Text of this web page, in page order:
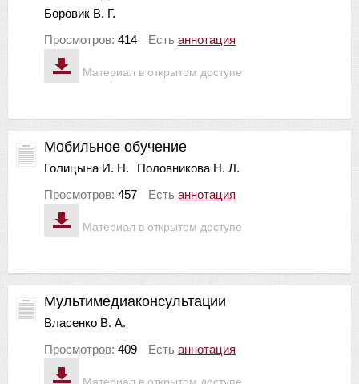
Материал в открытом доступе
Боровик В. Г.
Просмотров: 414 Есть аннотация
Материал в открытом доступе
Мобильное обучение
Голицына И. Н.
Половникова Н. Л.
Просмотров: 457 Есть аннотация
Мультимедиаконсультации
Власенко В. А.
Просмотров: 409 Есть аннотация